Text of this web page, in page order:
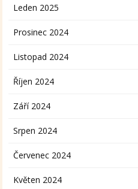
Leden 2025
Prosinec 2024
Listopad 2024
Říjen 2024
Září 2024
Srpen 2024
Červenec 2024
Květen 2024